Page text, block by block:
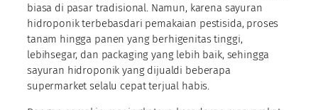
biasa di pasar tradisional. Namun, karena sayuran
hidroponik terbebasdari pemakaian pestisida, proses
tanam hingga panen yang berhigenitas tinggi,
lebihsegar, dan packaging yang lebih baik, sehingga
sayuran hidroponik yang dijualdi beberapa
supermarket selalu cepat terjual habis.